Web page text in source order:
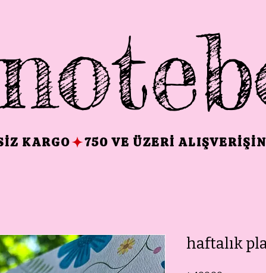
KARGO
haftalık